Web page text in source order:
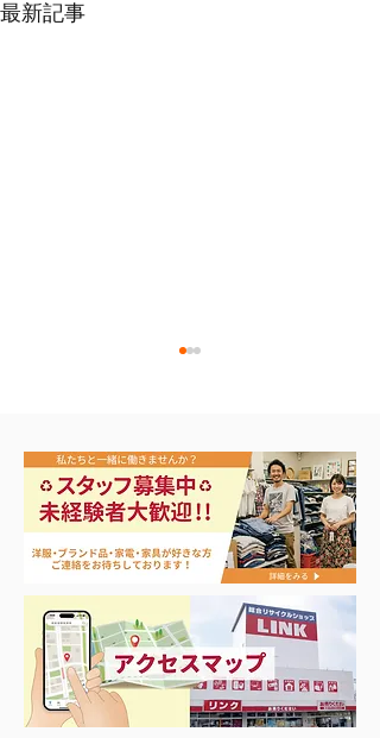
最新記事
ナイキ＆X-Girl 衣料＆ス
ニーカー大量入荷